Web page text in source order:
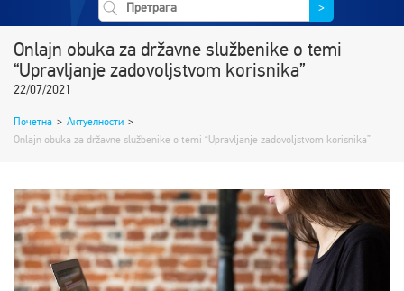
>
Onlajn obuka za državne službenike o temi
“Upravljanje zadovoljstvom korisnika”
22/07/2021
Почетна > Актуелности >
Onlajn obuka za državne službenike o temi “Upravljanje zadovoljstvom korisnika”